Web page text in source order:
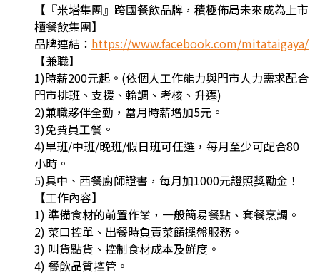
【『米塔集團』跨國餐飲品牌，積極佈局未來成為上市
櫃餐飲集團】
品牌連結： https://www.facebook.com/mitataigaya/
【兼職】
1)時薪200元起。(依個人工作能力與門市人力需求配合
門市排班、支援、輪調、考核、升遷)
2)兼職夥伴全勤，當月時薪增加5元。
3)免費員工餐。
4)早班/中班/晚班/假日班可任選，每月至少可配合80
小時。
5)具中、西餐廚師證書，每月加1000元證照獎勵金！
【工作內容】
1) 準備食材的前置作業，一般簡易餐點、套餐烹調。
2) 菜口控單、出餐時負責菜餚擺盤服務。
3) 叫貨點貨、控制食材成本及鮮度。
4) 餐飲品質控管。